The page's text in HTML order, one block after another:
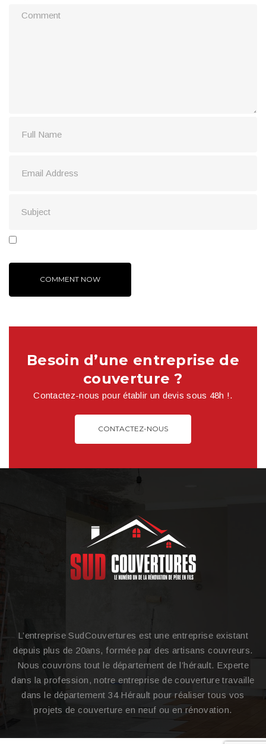
Besoin d’une entreprise de
couverture ?
Contactez-nous pour établir un devis sous 48h !.
CONTACTEZ-NOUS
L’entreprise SudCouvertures est une entreprise existant
depuis plus de 20ans, formée par des artisans couvreurs.
Nous couvrons tout le département de l’hérault. Experte
dans la profession, notre entreprise de couverture travaille
dans le département 34 Hérault pour réaliser tous vos
projets de couverture en neuf ou en rénovation.